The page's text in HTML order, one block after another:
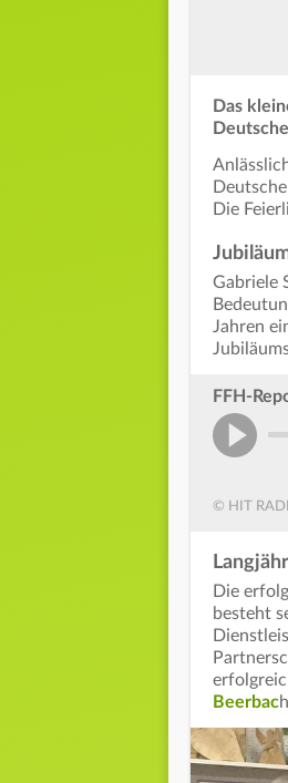
Das
Die
Gabriele
Jahren
FFH-
© HIT
Die
besteht
Beerbac